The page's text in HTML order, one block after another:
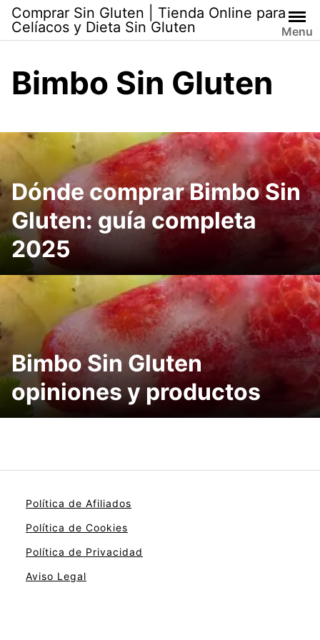
Skip
content
Comprar Sin Gluten | Tienda Online para
Celíacos y Dieta Sin Gluten
Menu
Bimbo Sin Gluten
Dónde comprar Bimbo Sin
Gluten: guía completa
2025
Bimbo Sin Gluten
opiniones y productos
Política de Afiliados
Política de Cookies
Política de Privacidad
Aviso Legal